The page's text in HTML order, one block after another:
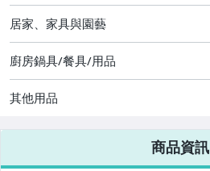
古董、藝術與礦石
居家、家具與園藝
居家、家具與園藝
廚房鍋具/餐具/用品
其他用品
商品資訊